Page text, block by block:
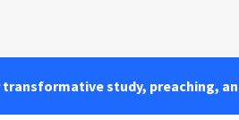
transformative study, preaching,